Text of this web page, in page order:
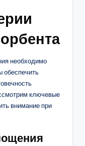
необходимо
обеспечить
ключевые
внимание при